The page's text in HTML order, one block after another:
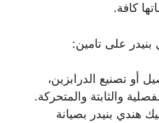
كافة.
على تامين:
أو تصنيع الدرابزين،
والثابتة والمتحركة.
هندي بنيدر بصيانة